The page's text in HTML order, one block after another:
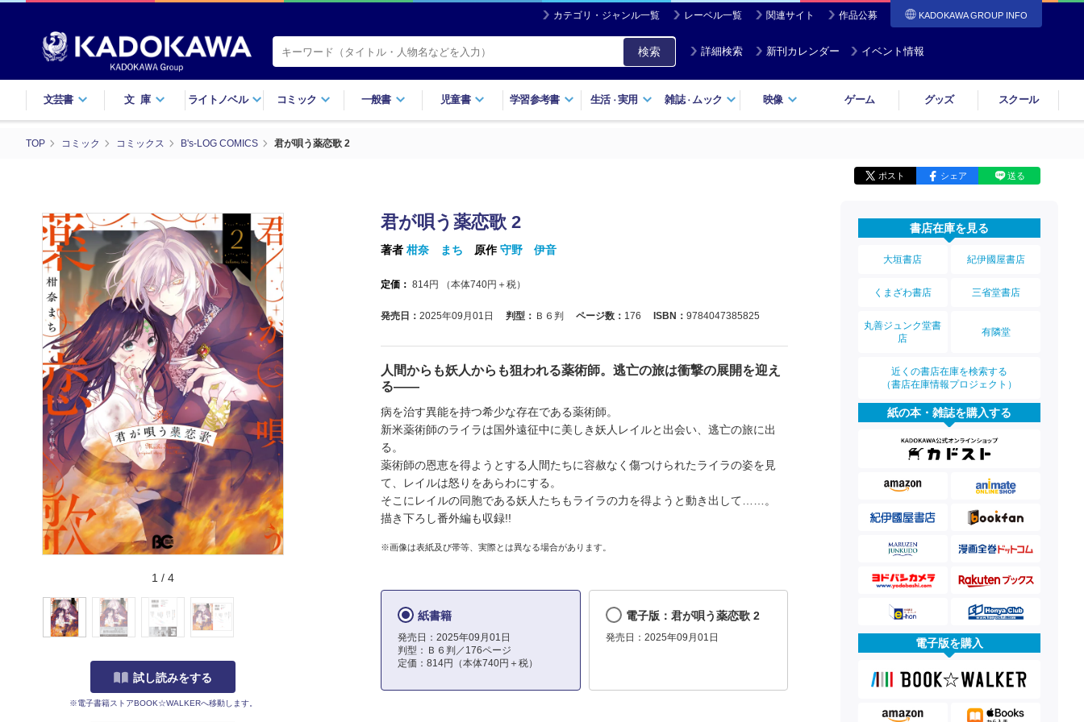
カテゴリ・ジャンル一覧 レーベル一覧 関連サイト 作品公募 KADOKAWA GROUP INFO
検索 詳細検索 新刊カレンダー イベント情報
文芸書 文庫 ライトノベル コミック 一般書 児童書 学習参考書 生活・実用 雑誌・ ムック 映像 ゲーム グッズ スクール
TOP コミック コミックス B's-LOG COMICS 君が唄う薬恋歌 2
ポスト シェア 送る
1 / 4
試し読みをする
※電子書籍ストアBOOK☆WALKERへ移動します。
君が唄う薬恋歌 2
著者 柑奈 まち 原作守野 伊音
定価： 814円 （本体740円＋税）
発売日： 2025年09月01日 判型： Ｂ６判 ページ数： 176 ISBN： 9784047385825
人間からも妖人からも狙われる薬術師。逃亡の旅は衝撃の展開を迎え
る――
病を治す異能を持つ希少な存在である薬術師。
新米薬術師のライラは国外遠征中に美しき妖人レイルと出会い、逃亡の旅に出
る。
薬術師の恩恵を得ようとする人間たちに容赦なく傷つけられたライラの姿を見
て、レイルは怒りをあらわにする。
そこにレイルの同胞である妖人たちもライラの力を得ようと動き出して……。
描き下ろし番外編も収録!!
※画像は表紙及び帯等、実際とは異なる場合があります。
紙書籍
発売日：2025年09月01日
判型：Ｂ６判／176ページ
定価：814円（本体740円＋税）
電子版：君が唄う薬恋歌 2
発売日：2025年09月01日
書店在庫を見る
大垣書店 紀伊國屋書店
くまざわ書店 三省堂書店
丸善ジュンク堂書
店
有隣堂
近くの書店在庫を検索する
（書店在庫情報プロジェクト）
紙の本・雑誌を購入する
電子版を購入